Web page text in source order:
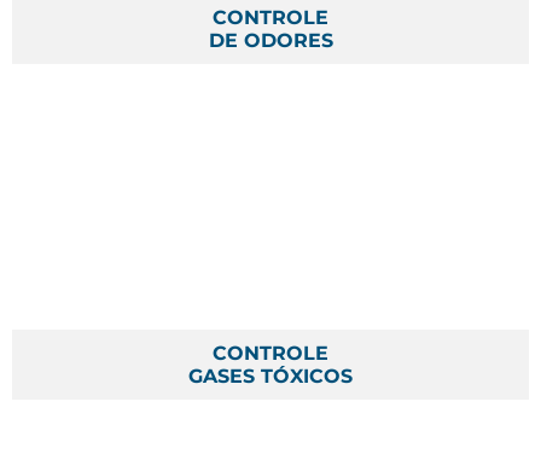
CONTROLE
DE ODORES
CONTROLE
GASES TÓXICOS